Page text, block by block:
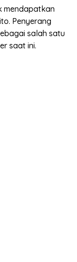
mendapatkan
Penyerang
salah satu
saat ini.